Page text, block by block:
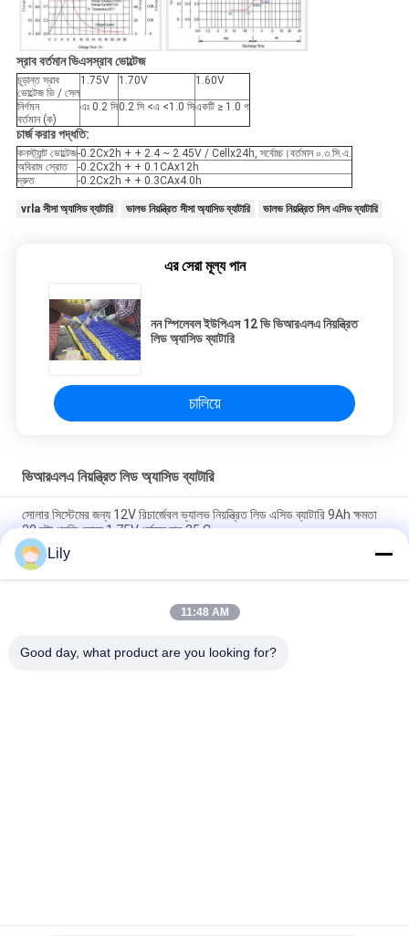
স্রাব বর্তমান ভিএসস্রাব ভোল্টেজ
চূড়ান্ত স্রাব
ভোল্টেজ ভি / সেল
1.75V 1.70V 1.60V
নির্গমন
বর্তমান (ক)
এঃ 0.2 সি0.2 সি <এ <1.0 সিএকটি ≥ 1.0 গ
চার্জ করার পদ্ধতি:
কনস্ট্যান্ট ভোল্টেজ-0.2Cx2h + + 2.4 ~ 2.45V / Cellx24h, সর্বোচ্চ।বর্তমান ০.৩.সি.এ.
অবিরাম স্রোত
-0.2Cx2h + + 0.1CAx12h
দ্রুত
-0.2Cx2h + + 0.3CAx4.0h
vrla সীসা অ্যাসিড ব্যাটারি ভালভ নিয়ন্ত্রিত সীসা অ্যাসিড ব্যাটারি ভালভ নিয়ন্ত্রিত সিল এসিড ব্যাটারি
এর সেরা মূল্য পান
নন স্পিলেবল ইউপিএস 12 ভি ভিআরএলএ নিয়ন্ত্রিত
লিড অ্যাসিড ব্যাটারি
চালিয়ে
ভিআরএলএ নিয়ন্ত্রিত লিড অ্যাসিড ব্যাটারি
সোলার সিস্টেমের জন্য 12V রিচার্জেবল ভ্যালভ নিয়ন্ত্রিত লিড এসিড ব্যাটারি 9Ah ক্ষমতা
20 ঘন্টা প্রতি কোষে 1.75V পর্যন্ত হার 25 C
2.55 Kg 12V 9Ah VRLA type lead acid battery for
UPS,Telecom,solar system,alarm system
2.05kg weight 12v sealed valve regulated rechargeable
Lily
11:48 AM
Good day, what product are you looking for?